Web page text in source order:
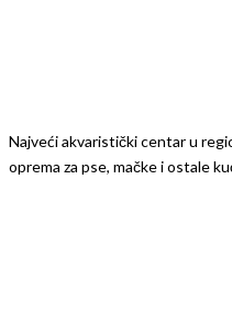
Najveći akvaristički centar u
oprema za pse, mačke i ostale